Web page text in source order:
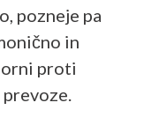
pozneje pa
in
proti